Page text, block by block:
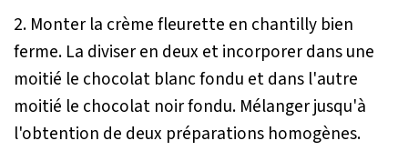
2. Monter la crème fleurette en chantilly bien
ferme. La diviser en deux et incorporer dans une
moitié le chocolat blanc fondu et dans l'autre
moitié le chocolat noir fondu. Mélanger jusqu'à
l'obtention de deux préparations homogènes.